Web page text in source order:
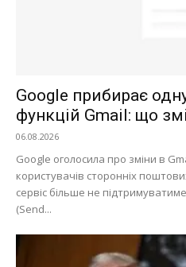
Google прибирає
функцій Gmail: що
06.08.2026
Google оголосила про зміни в
користувачів сторонніх
сервіс більше не
(Send...